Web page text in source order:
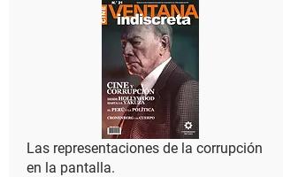
​Las representaciones de la corrupción
en la pantalla.